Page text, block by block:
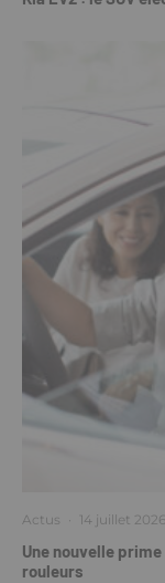
Actus · 14 juillet 2026
Une nouvelle
rouleurs